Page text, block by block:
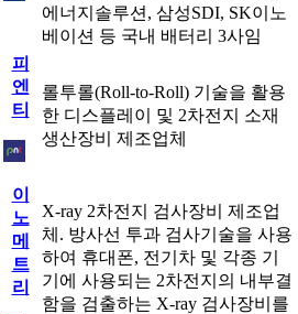
에너지솔루션, 삼성SDI, SK이노
베이션 등 국내 배터리 3사임
피
엔
티
롤투롤(Roll-to-Roll) 기술을 활용
한 디스플레이 및 2차전지 소재
생산장비 제조업체
이
노
메
트
리
X-ray 2차전지 검사장비 제조업
체. 방사선 투과 검사기술을 사용
하여 휴대폰, 전기차 및 각종 기
기에 사용되는 2차전지의 내부결
함을 검출하는 X-ray 검사장비를